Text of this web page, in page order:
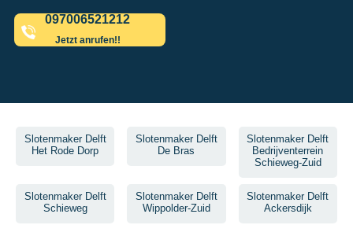
097006521212
Jetzt anrufen!!
Slotenmaker Delft
Het Rode Dorp
Slotenmaker Delft
De Bras
Slotenmaker Delft
Bedrijventerrein
Schieweg-Zuid
Slotenmaker Delft
Schieweg
Slotenmaker Delft
Wippolder-Zuid
Slotenmaker Delft
Ackersdijk